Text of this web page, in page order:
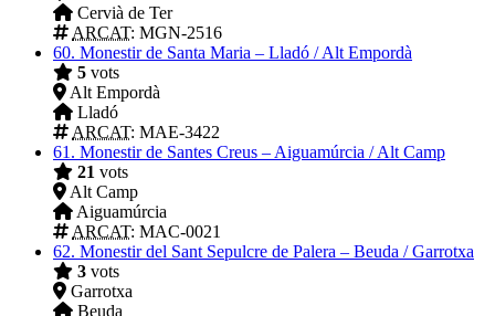
Cervià de Ter
ARCAT: MGN-2516
60. Monestir de Santa Maria – Lladó / Alt Empordà
5 vots
Alt Empordà
Lladó
ARCAT: MAE-3422
61. Monestir de Santes Creus – Aiguamúrcia / Alt Camp
21 vots
Alt Camp
Aiguamúrcia
ARCAT: MAC-0021
62. Monestir del Sant Sepulcre de Palera – Beuda / Garrotxa
3 vots
Garrotxa
Beuda